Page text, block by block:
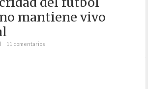
mantiene vivo
11 comentarios